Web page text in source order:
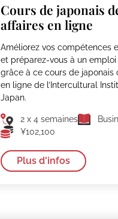
Cours de japonais
affaires en ligne
Améliorez vos compétences
et préparez-vous à un emploi
grâce à ce cours de japonais
en ligne de l’Intercultural
Japan.
2 x 4 semaines
¥102,100
Plus d'infos